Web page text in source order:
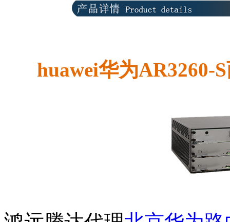
huawei华为AR3260-